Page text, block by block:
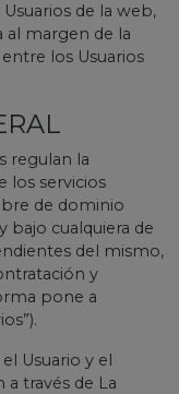
de la web,
al margen de la
los Usuarios
regulan la
los servicios
de dominio
bajo cualquiera de
del mismo,
y
pone a
Usuario y el
través de La